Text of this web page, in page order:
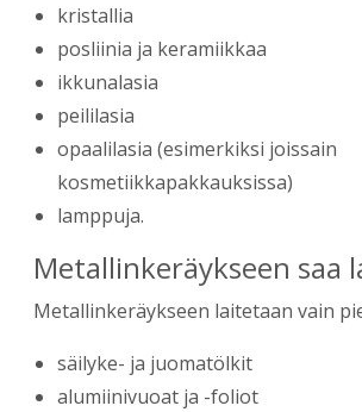
kristallia
posliinia ja keramiikkaa
ikkunalasia
peililasia
opaalilasia (esimerkiksi joissain
kosmetiikkapakkauksissa)
lamppuja.
Metallinkeräykseen saa
Metallinkeräykseen laitetaan vain
​​säilyke- ja juomatölkit
alumiinivuoat ja -foliot